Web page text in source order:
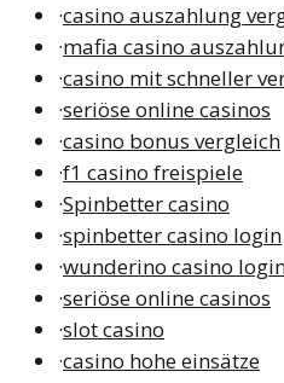
·casino auszahlung
·mafia casino
·casino mit schneller
·seriöse online casinos
·casino bonus vergleich
·f1 casino freispiele
·Spinbetter casino
·spinbetter casino login
·wunderino casino
·seriöse online casinos
·slot casino
·casino hohe einsätze